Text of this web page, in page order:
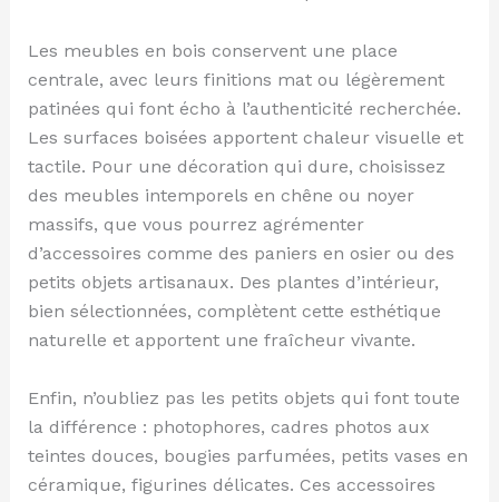
Les meubles en bois conservent une place
centrale, avec leurs finitions mat ou légèrement
patinées qui font écho à l’authenticité recherchée.
Les surfaces boisées apportent chaleur visuelle et
tactile. Pour une décoration qui dure, choisissez
des meubles intemporels en chêne ou noyer
massifs, que vous pourrez agrémenter
d’accessoires comme des paniers en osier ou des
petits objets artisanaux. Des plantes d’intérieur,
bien sélectionnées, complètent cette esthétique
naturelle et apportent une fraîcheur vivante.
Enfin, n’oubliez pas les petits objets qui font toute
la différence : photophores, cadres photos aux
teintes douces, bougies parfumées, petits vases en
céramique, figurines délicates. Ces accessoires